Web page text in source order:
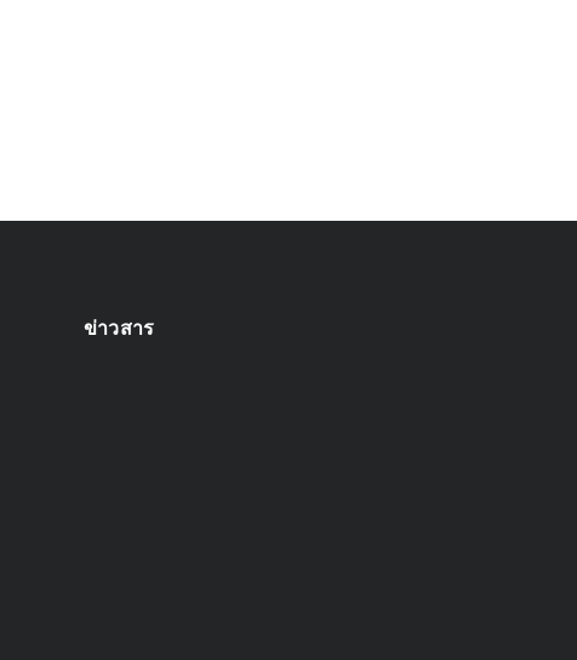
ข่าวสาร